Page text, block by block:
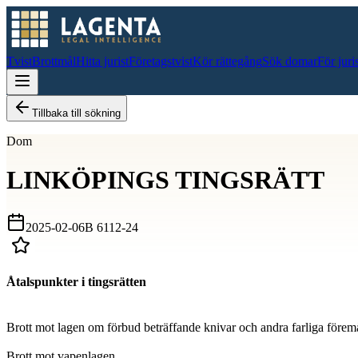
TvistBrottmålHitta juristFöretagstvistKör rättegångSök domarFör
Tillbaka till sökning
Dom
LINKÖPINGS TINGSRÄTT
2025-02-06B 6112-24
Åtalspunkter i tingsrätten
Brott mot lagen om förbud beträffande knivar och andra farliga